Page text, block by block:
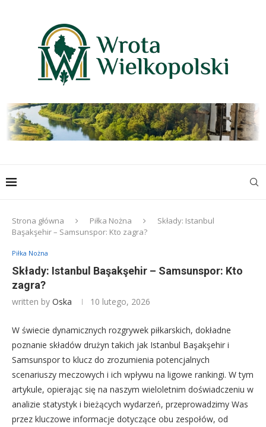
Strona główna Piłka Nożna
Składy: Istanbul
Başakşehir – Samsunspor: Kto zagra?
Piłka Nożna
Składy: Istanbul Başakşehir – Samsunspor: Kto
zagra?
written by Oska 10 lutego, 2026
W świecie dynamicznych rozgrywek piłkarskich, dokładne
poznanie składów drużyn takich jak Istanbul Başakşehir i
Samsunspor to klucz do zrozumienia potencjalnych
scenariuszy meczowych i ich wpływu na ligowe rankingi. W tym
artykule, opierając się na naszym wieloletnim doświadczeniu w
analizie statystyk i bieżących wydarzeń, przeprowadzimy Was
przez kluczowe informacje dotyczące obu zespołów, od